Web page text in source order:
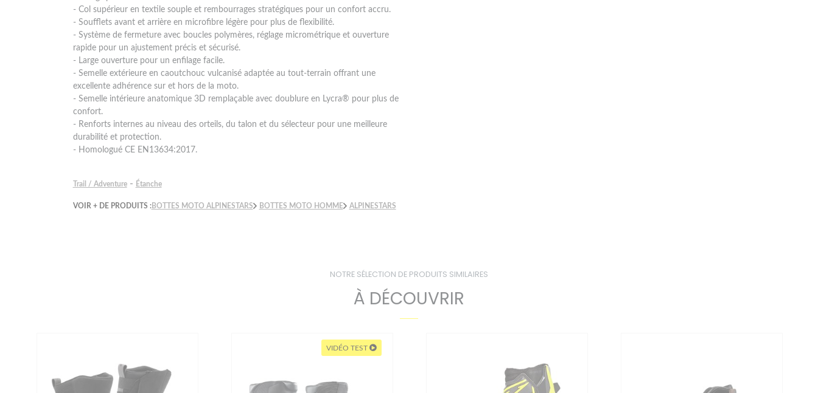
- Col supérieur en textile souple et rembourrages stratégiques pour un confort accru.
- Soufflets avant et arrière en microfibre légère pour plus de flexibilité.
- Système de fermeture avec boucles polymères, réglage micrométrique et ouverture
rapide pour un ajustement précis et sécurisé.
- Large ouverture pour un enfilage facile.
- Semelle extérieure en caoutchouc vulcanisé adaptée au tout-terrain offrant une
excellente adhérence sur et hors de la moto.
- Semelle intérieure anatomique 3D remplaçable avec doublure en Lycra® pour plus de
confort.
- Renforts internes au niveau des orteils, du talon et du sélecteur pour une meilleure
durabilité et protection.
- Homologué CE EN13634:2017.
Trail / Adventure - Étanche
VOIR + DE PRODUITS :BOTTES MOTO ALPINESTARS BOTTES MOTO HOMME ALPINESTARS
NOTRE SÉLECTION DE PRODUITS SIMILAIRES
À DÉCOUVRIR
VIDÉO TEST